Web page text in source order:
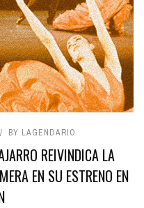
BY LAGENDARIO
REIVINDICA LA
EN SU ESTRENO EN